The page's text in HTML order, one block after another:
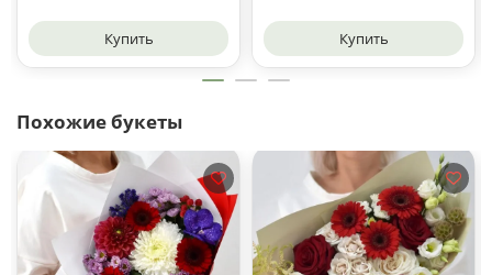
Купить Купить
Похожие букеты